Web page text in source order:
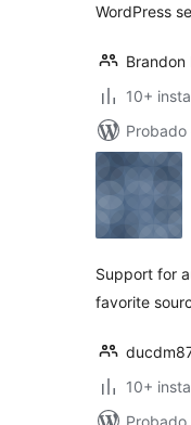
WordPress
Brandon
10+
Support for
favorite
10+